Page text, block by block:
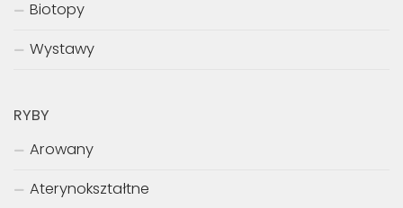
Biotopy
Wystawy
RYBY
Arowany
Aterynokształtne